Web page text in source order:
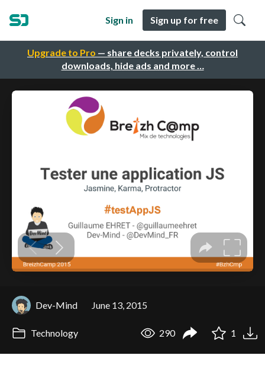
Upgrade to Pro — share decks privately, control
downloads, hide ads and more …
Sign in Sign up for free
Dev-Mind June 13, 2015
Technology 290 1